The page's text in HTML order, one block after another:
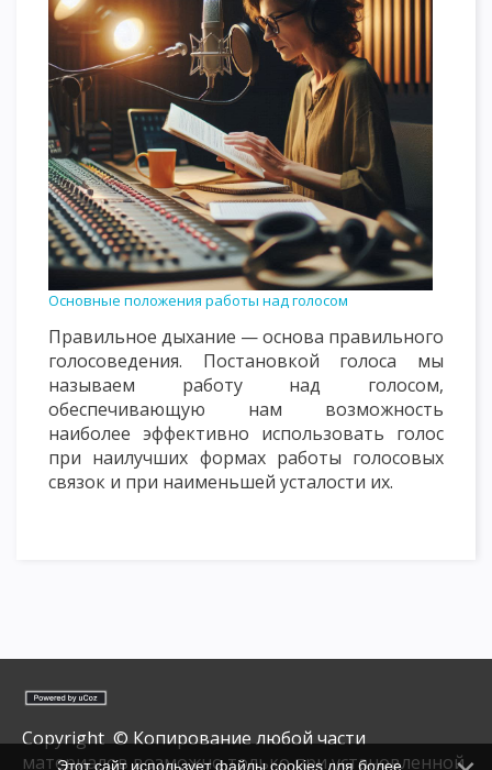
Основные положения работы над голосом
Правильное дыхание — основа правильного
голосоведения. Постановкой голоса мы
называем работу над голосом,
обеспечивающую нам возможность
наиболее эффективно использовать голос
при наилучших формах работы голосовых
связок и при наименьшей усталости их.
Copyright © Копирование любой части
материалов возможно только при установленной
Этот сайт использует файлы cookies для более